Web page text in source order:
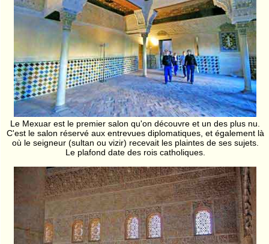
Le Mexuar est le premier salon qu'on découvre et un des plus nu.
C'est le salon réservé aux entrevues diplomatiques, et également là
où le seigneur (sultan ou vizir) recevait les plaintes de ses sujets.
Le plafond date des rois catholiques.